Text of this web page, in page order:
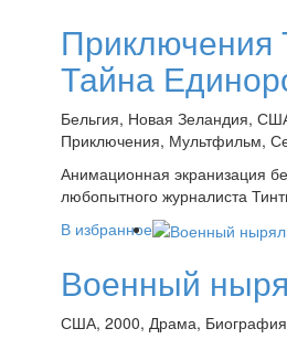
Приключения
Тайна
Бельгия, Новая Зеландия,
Приключения, Мультфильм,
Анимационная экранизация
любопытного журналиста
В избранное
Военный
США, 2000, Драма, Биография